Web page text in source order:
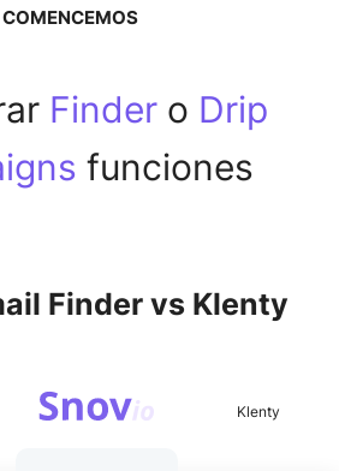
COMENCEMOS
Finder o Drip
funciones
Finder vs Klenty